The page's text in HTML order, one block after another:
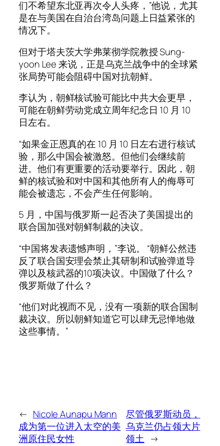
们不希望东北亚再次令人头疼，”他说，尤其
是在与美国在自治台湾岛问题上日益紧张的
情况下。
但对于塔夫茨大学弗莱彻学院教授 Sung-
yoon Lee 来说，正是乌克兰战争中的全球紧
张局势可能会阻碍中国对抗朝鲜。
李认为，朝鲜核试验可能比中共大会更早，
可能在朝鲜劳动党成立周年纪念日 10 月 10
日左右。
“如果金正恩真的在 10 月 10 日左右进行核试
验，那么中国会被激怒。但他们会继续前
进。他们有更重要的活动要举行。因此，朝
鲜的核试验和对中国和其他所有人的侮辱可
能会被遗忘，不会产生任何影响。
5 月，中国与俄罗斯一起否决了美国提出的
联合国加强对朝鲜制裁的决议。
“中国将发表遗憾声明，”李说。 “朝鲜公然违
反了联合国安理会禁止其研制和试验弹道导
弹以及核武器的10项决议。中国做了什么？
俄罗斯做了什么？
“他们对此视而不见，没有一项新的联合国制
裁决议。所以朝鲜知道它可以肆无忌惮地做
这些事情。”
← Nicole Aunapu Mann
成为第一位进入太空的美
洲原住民女性
尽管俄罗斯动员，
乌克兰仍占领大片
领土 →